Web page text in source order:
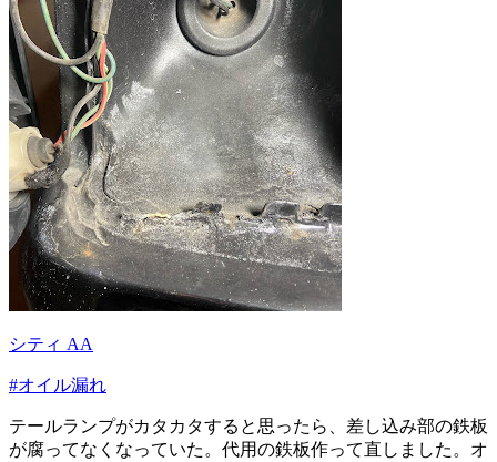
シティ AA
#オイル漏れ
テールランプがカタカタすると思ったら、差し込み部の鉄板
が腐ってなくなっていた。代用の鉄板作って直しました。オ